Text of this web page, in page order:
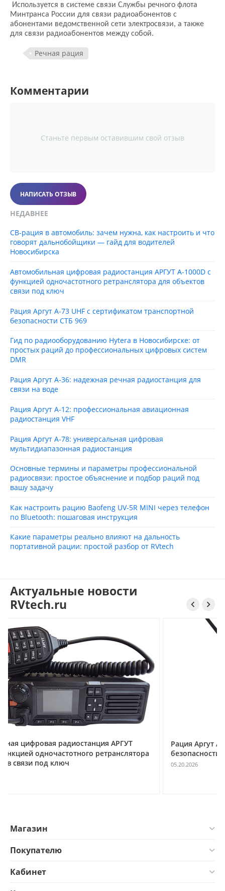
Используется в системе связи Службы речного флота
Минтранса России для связи радиоабонентов с
абонентами ведомственной сети электросвязи, а также
для связи радиоабонентов между собой.
Речная рация
Комментарии
Станьте первым оставившим свой отзыв
НАПИСАТЬ ОТЗЫВ
НЕДАВНЕЕ
CB-рация в автомобиль: зачем нужна, как настроить и что
говорят дальнобойщики — гайд для водителей
Новосибирска
Автомобильная цифровая радиостанция АРГУТ А‑1000D с
функцией одночастотного ретранслятора для объектов
связи под ключ
Рация Аргут А‑73 UHF с сертификатом транспортной
безопасности СТБ 969
Гид по радиооборудованию Hytera в Новосибирске: от
простых раций до профессиональных цифровых систем
DMR
Рация Аргут А‑36: надежная речная радиостанция для
связи на воде
Рация Аргут А‑12: профессиональная авиационная
радиостанция VHF
Рация Аргут А‑78: универсальная цифровая
мультидиапазонная радиостанция
Основные термины и параметры профессиональной
радиосвязи: простое объяснение и подбор раций под
вашу задачу
Как настроить рацию Baofeng UV‑5R MINI через телефон
по Bluetooth: пошаговая инструкция
Какие параметры реально влияют на дальность
портативной рации: простой разбор от RVtech
Актуальные новости
RVtech.ru
 
Рация Аргут А‑73 UHF с сертификатом транспортной
безопасности СТБ 969
05.20.2026
Магазин
Покупателю
Кабинет